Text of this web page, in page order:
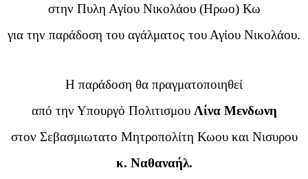
στην Πυλη Αγίου Νικολάου (Ηρωο) Κω
για την παράδοση του αγάλματος του Αγίου Νικολάου.
Η παράδοση θα πραγματοποιηθεί
από την Υπουργό Πολιτισμου Λίνα Μενδωνη
στον Σεβασμιωτατο Μητροπολίτη Κωου και Νισυρου
κ. Ναθαναήλ.